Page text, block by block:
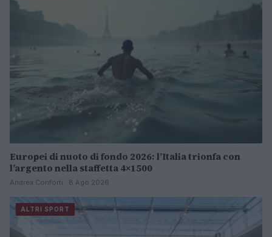
Europei di nuoto di fondo 2026: l’Italia trionfa con
l’argento nella staffetta 4×1500
Andrea Conforti · 8 Ago 2026
ALTRI SPORT